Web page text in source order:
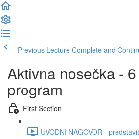
Previous Lecture Complete and
Aktivna nosečka -
program
First Section
UVODNI NAGOVOR -